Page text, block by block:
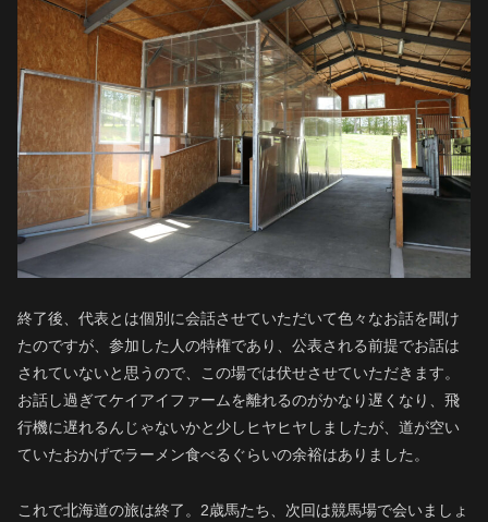
終了後、代表とは個別に会話させていただいて色々なお話を聞け
たのですが、参加した人の特権であり、公表される前提でお話は
されていないと思うので、この場では伏せさせていただきます。
お話し過ぎてケイアイファームを離れるのがかなり遅くなり、飛
行機に遅れるんじゃないかと少しヒヤヒヤしましたが、道が空い
ていたおかげでラーメン食べるぐらいの余裕はありました。
これで北海道の旅は終了。2歳馬たち、次回は競馬場で会いましょ